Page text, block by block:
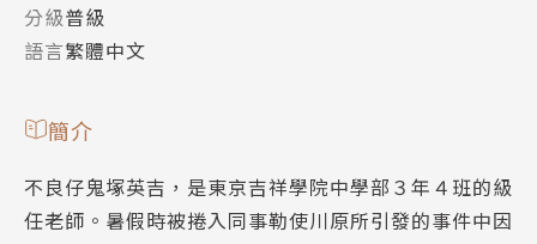
分級普級
語言繁體中文
簡介
不良仔鬼塚英吉，是東京吉祥學院中學部３年４班的級
任老師。暑假時被捲入同事勒使川原所引發的事件中因